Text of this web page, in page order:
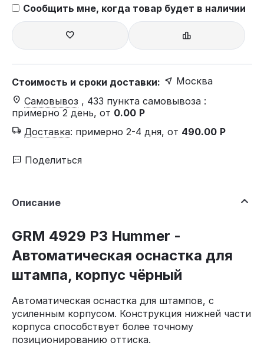
Сообщить мне, когда товар будет в наличии
Стоимость и сроки доставки:
Москва
Самовывоз , 433 пункта самовывоза :
примерно 2 день, от 0.00 Р
Доставка: примерно 2-4 дня, от 490.00 Р
Поделиться
Описание
GRM 4929 P3 Hummer -
Автоматическая оснастка для
штампа, корпус чёрный
Автоматическая оснастка для штампов, с
усиленным корпусом. Конструкция нижней части
корпуса способствует более точному
позиционированию оттиска.